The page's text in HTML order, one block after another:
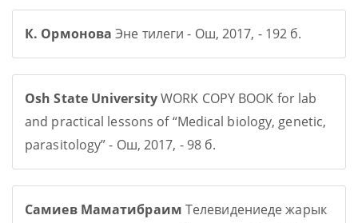
К. Ормонова Эне тилеги - Ош, 2017, - 192 б.
Osh State UniversityWORK COPY BOOK for lab
and practical lessons of “Medical biology, genetic,
parasitology” - Ош, 2017, - 98 б.
Самиев Маматибраим Телевидениеде жарык